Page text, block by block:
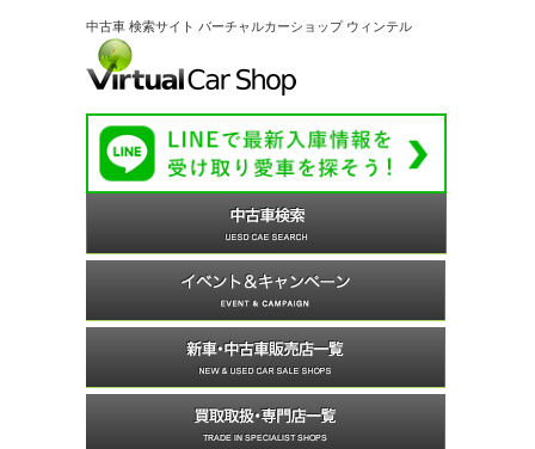
中古車 検索サイト バーチャルカーショップ ウィンテル